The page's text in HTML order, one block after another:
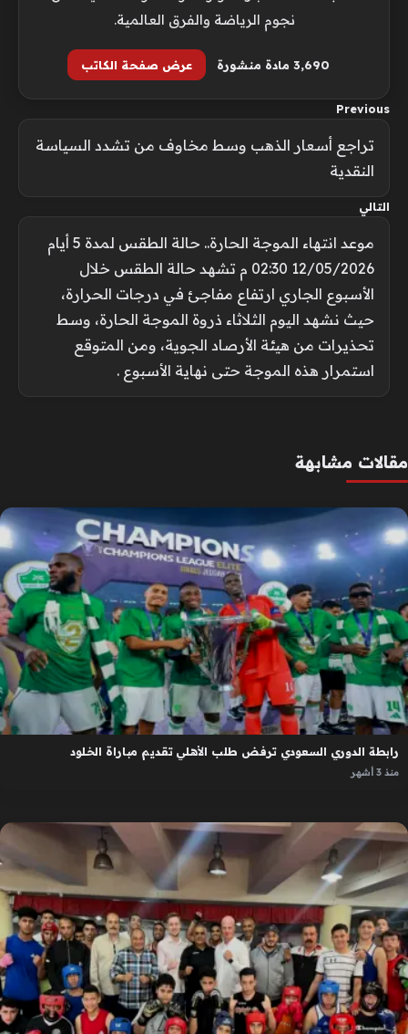
نجوم الرياضة والفرق العالمية.
3٬690 مادة منشورة عرض صفحة الكاتب
Previous
تراجع أسعار الذهب وسط مخاوف من تشدد السياسة
النقدية
التالي
موعد انتهاء الموجة الحارة.. حالة الطقس لمدة 5 أيام
12/05/2026 02:30 م تشهد حالة الطقس خلال
الأسبوع الجاري ارتفاع مفاجئ في درجات الحرارة،
حيث نشهد اليوم الثلاثاء ذروة الموجة الحارة، وسط
تحذيرات من هيئة الأرصاد الجوية، ومن المتوقع
استمرار هذه الموجة حتى نهاية الأسبوع .
مقالات مشابهة
رابطة الدوري السعودي ترفض طلب الأهلي تقديم مباراة الخلود
منذ 3 أشهر